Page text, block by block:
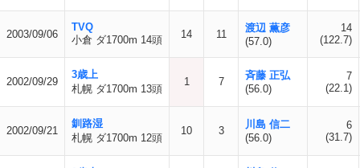
2003/09/06
TVQ
小倉 ダ1700m 14頭
14 11
渡辺 薫彦
(57.0)
14
(122.7)
2002/09/29
3歳上
札幌 ダ1700m 13頭
1 7
斉藤 正弘
(56.0)
7
(22.1)
2002/09/21
釧路湿
札幌 ダ1700m 12頭
10 3
川島 信二
(56.0)
6
(31.7)